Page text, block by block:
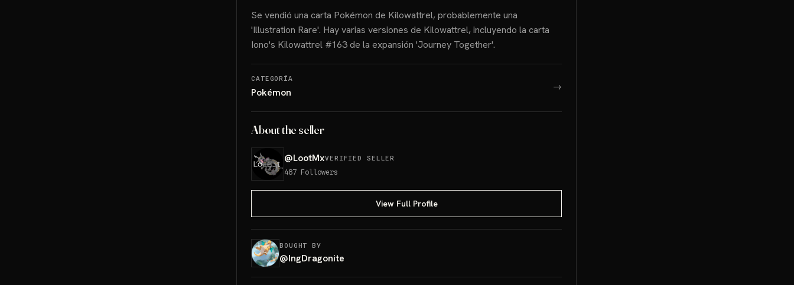
Se vendió una carta Pokémon de Kilowattrel, probablemente una
'Illustration Rare'. Hay varias versiones de Kilowattrel, incluyendo la carta
Iono's Kilowattrel #163 de la expansión 'Journey Together'.
CATEGORÍA
Pokémon →
About the seller
@LootMxVERIFIED SELLER
487 Followers
View Full Profile
BOUGHT BY
@IngDragonite